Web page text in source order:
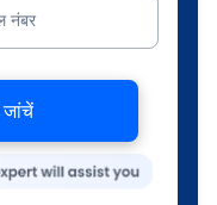
नंबर
जांचें